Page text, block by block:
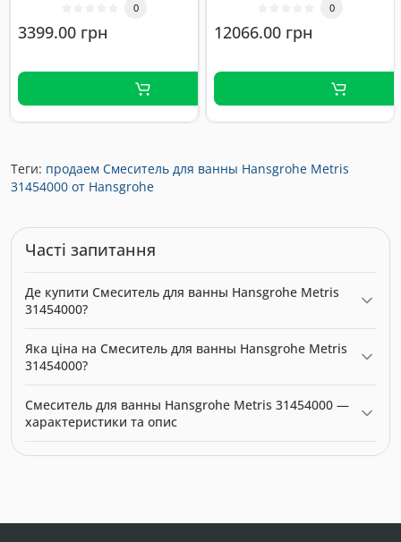
0
3399.00 грн
0
12066.00 грн
Теги: продаем Смеситель для ванны Hansgrohe Metris
31454000 от Hansgrohe
Часті запитання
Де купити Смеситель для ванны Hansgrohe Metris
31454000?
купити в нашому інтернет-магазині за ціною 12585.00 грн.
Яка ціна на Смеситель для ванны Hansgrohe Metris
31454000?
31454000 — 12585.00 грн. Виробник: Hansgrohe.
Смеситель для ванны Hansgrohe Metris 31454000 —
характеристики та опис